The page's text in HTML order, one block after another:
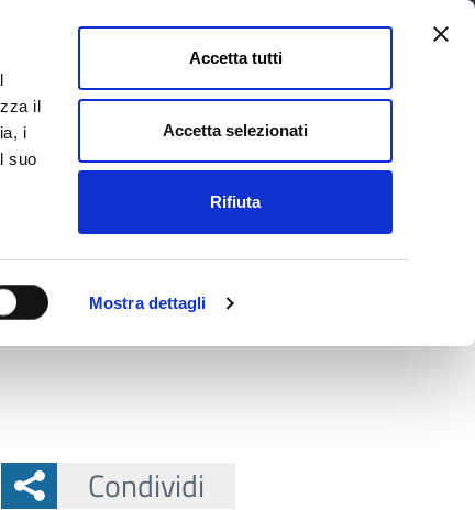
il
i
suo
Mostra dettagli
Accetta tutti
Accetta selezionati
Rifiuta
Seguici su Pagina
Provincia e il territorio
Condividi